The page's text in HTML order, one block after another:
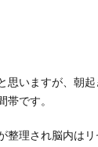
思いますが、朝
帯です。
整理され脳内はリ